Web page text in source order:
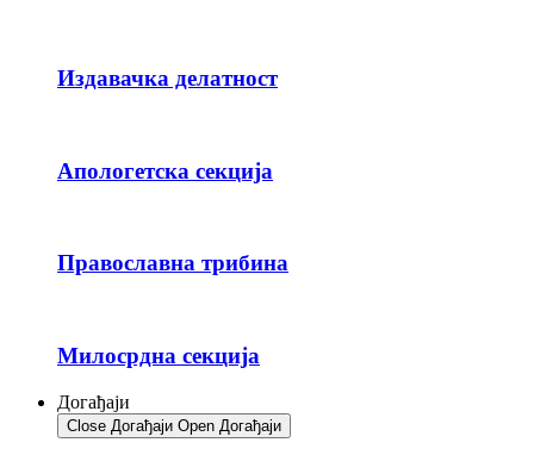
Издавачка делатност
Апологетска секција
Православна трибина
Милосрдна секција
Догађаји
Close Догађаји Open Догађаји